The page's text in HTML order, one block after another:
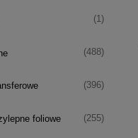
(1)
(488)
(396)
foliowe (255)